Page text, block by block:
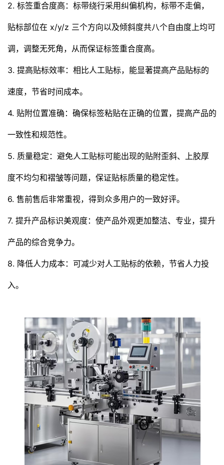
2. 标签重合度高：标带绕行采用纠偏机构，标带不走偏，
贴标部位在 x/y/z 三个方向以及倾斜度共八个自由度上均可
调，调整无死角，从而保证标签重合度高。
3. 提高贴标效率：相比人工贴标，能显著提高产品贴标的
速度，节省时间成本。
4. 贴附位置准确：确保标签粘贴在正确的位置，提高产品的
一致性和规范性。
5. 质量稳定：避免人工贴标可能出现的贴附歪斜、上胶厚
度不均匀和褶皱等问题，保证贴标质量的稳定性。
6. 售前售后非常重视，得到众多用户的一致好评。
7. 提升产品标识美观度：使产品外观更加整洁、专业，提升
产品的综合竞争力。
8. 降低人力成本：可减少对人工贴标的依赖，节省人力投
入。